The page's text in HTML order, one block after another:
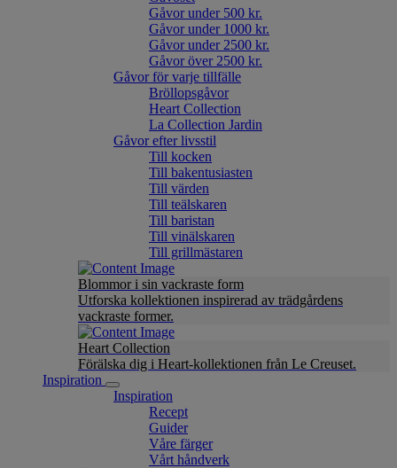
Gåvor under 500 kr.
Gåvor under 1000 kr.
Gåvor under 2500 kr.
Gåvor över 2500 kr.
Gåvor för varje tillfälle
Bröllopsgåvor
Heart Collection
La Collection Jardin
Gåvor efter livsstil
Till kocken
Till bakentusiasten
Till värden
Till teälskaren
Till baristan
Till vinälskaren
Till grillmästaren
Blommor i sin vackraste form
Utforska kollektionen inspirerad av trädgårdens
vackraste former.
Heart Collection
Förälska dig i Heart-kollektionen från Le Creuset.
Inspiration
Inspiration
Recept
Guider
Våre färger
Vårt håndverk